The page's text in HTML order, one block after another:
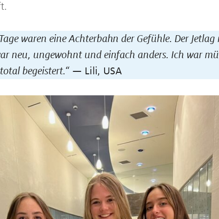
waren eine Achterbahn der Gefühle. Der
neu, ungewohnt und einfach anders. Ich war
begeistert.“— Lili, USA